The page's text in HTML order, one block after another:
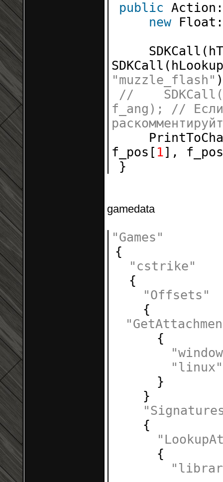
public
new
"muzzle_flash"
//
f_ang); // Если
f_pos[ 1],
}
gamedata
"Games"
{
"cstrike"
{
"Offsets"
{
{
"linux"
}
}
{
{